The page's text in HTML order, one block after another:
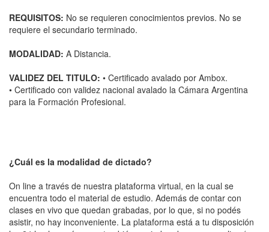
REQUISITOS: No se requieren conocimientos previos. No se
requiere el secundario terminado.
MODALIDAD: A Distancia.
VALIDEZ DEL TITULO: • Certificado avalado por Ambox.
• Certificado con validez nacional avalado la Cámara Argentina
para la Formación Profesional.
¿Cuál es la modalidad de dictado?
On line a través de nuestra plataforma virtual, en la cual se
encuentra todo el material de estudio. Además de contar con
clases en vivo que quedan grabadas, por lo que, si no podés
asistir, no hay inconveniente. La plataforma está a tu disposición